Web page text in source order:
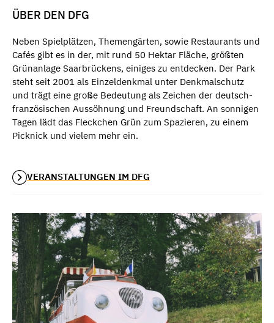
ÜBER DEN DFG
Neben Spielplätzen, Themengärten, sowie Restaurants und
Cafés gibt es in der, mit rund 50 Hektar Fläche, größten
Grünanlage Saarbrückens, einiges zu entdecken. Der Park
steht seit 2001 als Einzeldenkmal unter Denkmalschutz
und trägt eine große Bedeutung als Zeichen der deutsch-
französischen Aussöhnung und Freundschaft. An sonnigen
Tagen lädt das Fleckchen Grün zum Spazieren, zu einem
Picknick und vielem mehr ein.
VERANSTALTUNGEN IM DFG